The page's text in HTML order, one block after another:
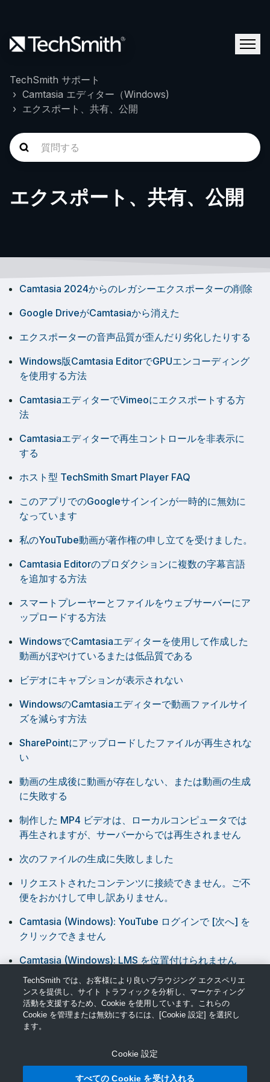
TechSmith サポート
Camtasia エディター（Windows)
エクスポート、共有、公開
エクスポート、共有、公開
Camtasia 2024からのレガシーエクスポーターの削除
Google DriveがCamtasiaから消えた
エクスポーターの音声品質が歪んだり劣化したりする
Windows版Camtasia EditorでGPUエンコーディング
を使用する方法
CamtasiaエディターでVimeoにエクスポートする方
法
Camtasiaエディターで再生コントロールを非表示に
する
ホスト型 TechSmith Smart Player FAQ
このアプリでのGoogleサインインが一時的に無効に
なっています
私のYouTube動画が著作権の申し立てを受けました。
Camtasia Editorのプロダクションに複数の字幕言語
を追加する方法
スマートプレーヤーとファイルをウェブサーバーにア
ップロードする方法
WindowsでCamtasiaエディターを使用して作成した
動画がぼやけているまたは低品質である
ビデオにキャプションが表示されない
WindowsのCamtasiaエディターで動画ファイルサイ
ズを減らす方法
SharePointにアップロードしたファイルが再生されな
い
動画の生成後に動画が存在しない、または動画の生成
に失敗する
制作した MP4 ビデオは、ローカルコンピュータでは
再生されますが、サーバーからでは再生されません
次のファイルの生成に失敗しました
リクエストされたコンテンツに接続できません。ご不
便をおかけして申し訳ありません。
Camtasia (Windows): YouTube ログインで [次へ] を
クリックできません
Camtasia (Windows): LMS を位置付けられません
Camtasiaエディターでのレンダリング遅延
© TechSmith サポート
TechSmith では、お客様により良いブラウジング エクスペリエ
ンスを提供し、サイト トラフィックを分析し、マーケティング
活動を支援するため、Cookie を使用しています。これらの
Cookie を管理または無効にするには、[Cookie 設定] を選択し
ます。
Cookie 設定
すべての Cookie を受け入れる